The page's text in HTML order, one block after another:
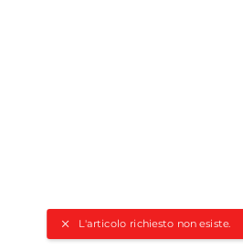
L'articolo richiesto non esiste.